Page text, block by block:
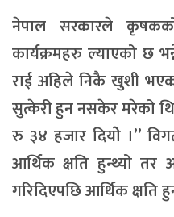
नेपाल सरकारले
कार्यक्रमहरु ल्याएको छ
राई अहिले निकै खुशी
सुत्केरी हुन नसकेर मरेको
रु ३४ हजार दियोे ।”
आर्थिक क्षति हुन्थ्यो तर
गरिदिएपछि आर्थिक क्षति